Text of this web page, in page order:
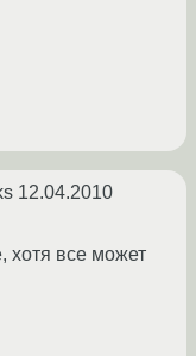
12.04.2010
хотя все может